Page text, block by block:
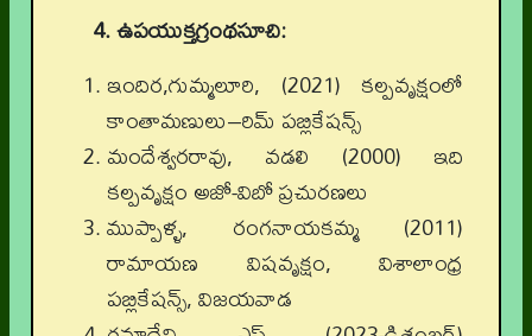
4. ఉపయుక్తగ్రంథసూచి:
ఇందిర,గుమ్మలూరి, (2021) కల్పవృక్షంలో
కాంతామణులు–రిమ్ పబ్లికేషన్స్
మందేశ్వరరావు, వడలి (2000) ఇది
కల్పవృక్షం అజో-విబో ప్రచురణలు
ముప్పాళ్ళ, రంగనాయకమ్మ (2011)
రామాయణ విషవృక్షం, విశాలాంధ్ర
పబ్లికేషన్స్, విజయవాడ